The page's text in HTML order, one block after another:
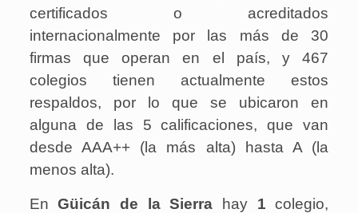
certificados o acreditados
internacionalmente por las más de 30
firmas que operan en el país, y 467
colegios tienen actualmente estos
respaldos, por lo que se ubicaron en
alguna de las 5 calificaciones, que van
desde AAA++ (la más alta) hasta A (la
menos alta).
EnGüicán de la Sierra hay 1 colegio,